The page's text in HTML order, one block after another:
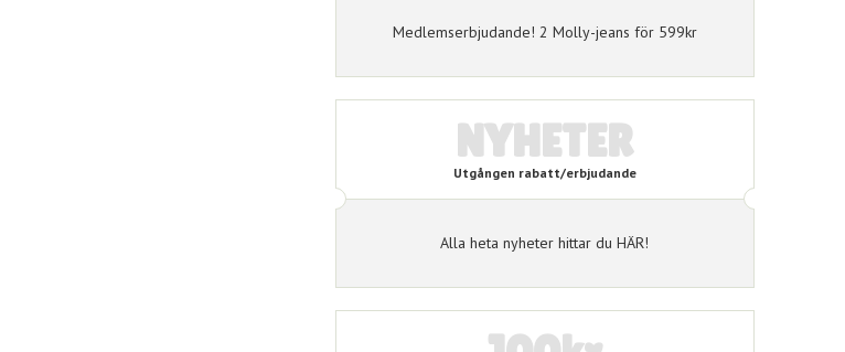
120kr
Medlemserbjudande! 2 Molly-jeans för 599kr
NYHETER
Alla heta nyheter hittar du HÄR!